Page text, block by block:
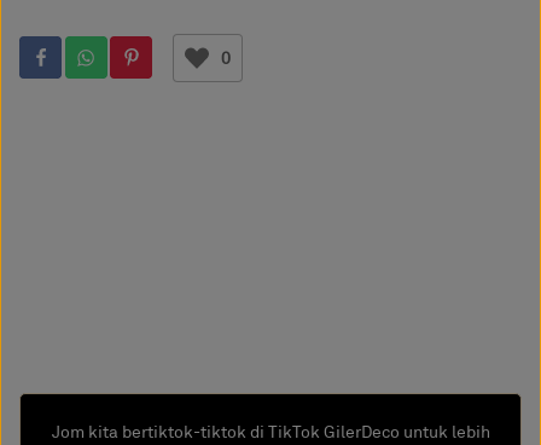
0
Jom kita bertiktok-tiktok di TikTok GilerDeco untuk lebih